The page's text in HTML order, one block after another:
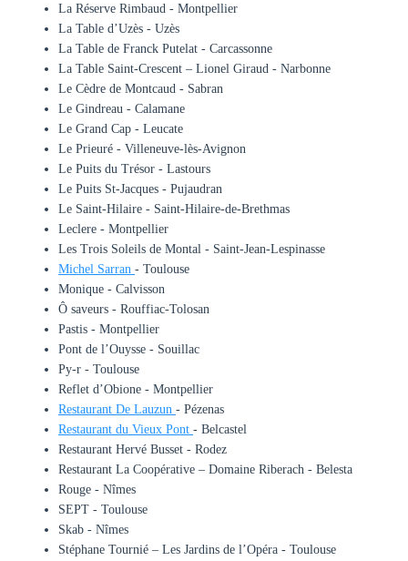
La Réserve Rimbaud - Montpellier
La Table d’Uzès - Uzès
La Table de Franck Putelat - Carcassonne
La Table Saint-Crescent – Lionel Giraud - Narbonne
Le Cèdre de Montcaud - Sabran
Le Gindreau - Calamane
Le Grand Cap - Leucate
Le Prieuré - Villeneuve-lès-Avignon
Le Puits du Trésor - Lastours
Le Puits St-Jacques - Pujaudran
Le Saint-Hilaire - Saint-Hilaire-de-Brethmas
Leclere - Montpellier
Les Trois Soleils de Montal - Saint-Jean-Lespinasse
Michel Sarran - Toulouse
Monique - Calvisson
Ô saveurs - Rouffiac-Tolosan
Pastis - Montpellier
Pont de l’Ouysse - Souillac
Py-r - Toulouse
Reflet d’Obione - Montpellier
Restaurant De Lauzun - Pézenas
Restaurant du Vieux Pont - Belcastel
Restaurant Hervé Busset - Rodez
Restaurant La Coopérative – Domaine Riberach - Belesta
Rouge - Nîmes
SEPT - Toulouse
Skab - Nîmes
Stéphane Tournié – Les Jardins de l’Opéra - Toulouse